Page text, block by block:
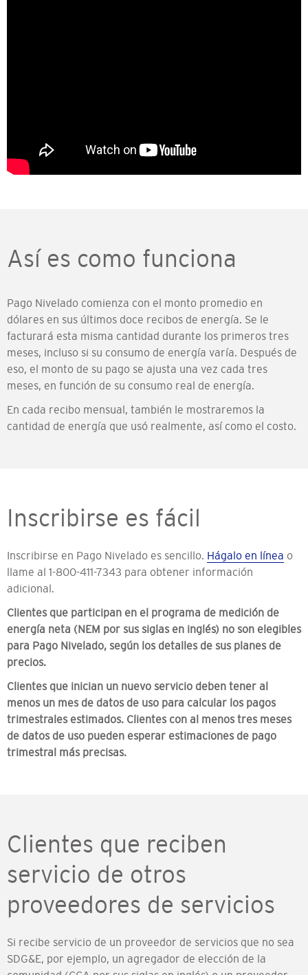
Así es como funciona
Pago Nivelado comienza con el monto promedio en
dólares en sus últimos doce recibos de energía. Se le
facturará esta misma cantidad durante los primeros tres
meses, incluso si su consumo de energía varía. Después de
eso, el monto de su pago se ajusta una vez cada tres
meses, en función de su consumo real de energía.
En cada recibo mensual, también le mostraremos la
cantidad de energía que usó realmente, así como el costo.
Inscribirse es fácil
Inscribirse en Pago Nivelado es sencillo. Hágalo en línea o
llame al 1-800-411-7343 para obtener información
adicional.
Clientes que participan en el programa de medición de
energía neta (NEM por sus siglas en inglés) no son elegibles
para Pago Nivelado, según los detalles de sus planes de
precios.
Clientes que inician un nuevo servicio deben tener al
menos un mes de datos de uso para calcular los pagos
trimestrales estimados. Clientes con al menos tres meses
de datos de uso pueden esperar estimaciones de pago
trimestral más precisas.
Clientes que reciben
servicio de otros
proveedores de servicios
Si recibe servicio de un proveedor de servicios que no sea
SDG&E, por ejemplo, un agregador de elección de la